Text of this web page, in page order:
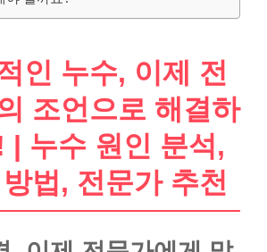
인 누수, 이제 전
조언으로 해결하
| 누수 원인 분석,
법, 전문가 추천